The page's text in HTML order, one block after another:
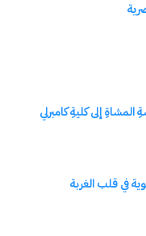
في قلب الغربة